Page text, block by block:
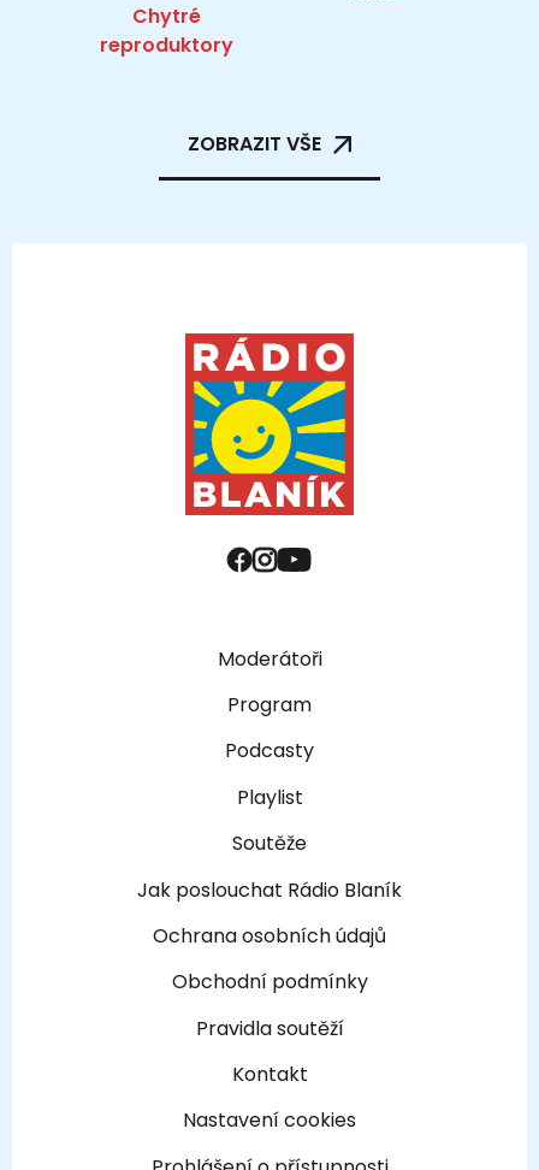
Chytré
reproduktory
ZOBRAZIT VŠE
Moderátoři
Program
Podcasty
Playlist
Soutěže
Jak poslouchat Rádio Blaník
Ochrana osobních údajů
Obchodní podmínky
Pravidla soutěží
Kontakt
Nastavení cookies